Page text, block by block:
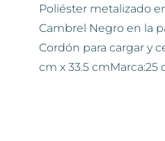
Poliéster metalizado
Cambrel Negro en la
Cordón para cargar y
cm x 33.5 cmMarca:25